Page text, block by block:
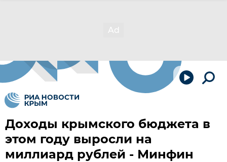
Доходы крымского бюджета в
этом году выросли на
миллиард рублей - Минфин